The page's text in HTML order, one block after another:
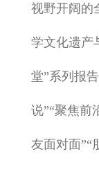
视野开阔的
学文化遗产
堂”系列报
说”“聚焦前
友面对面”“